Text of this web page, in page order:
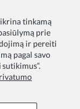
tinkamą
prie
ir pereiti
pagal savo